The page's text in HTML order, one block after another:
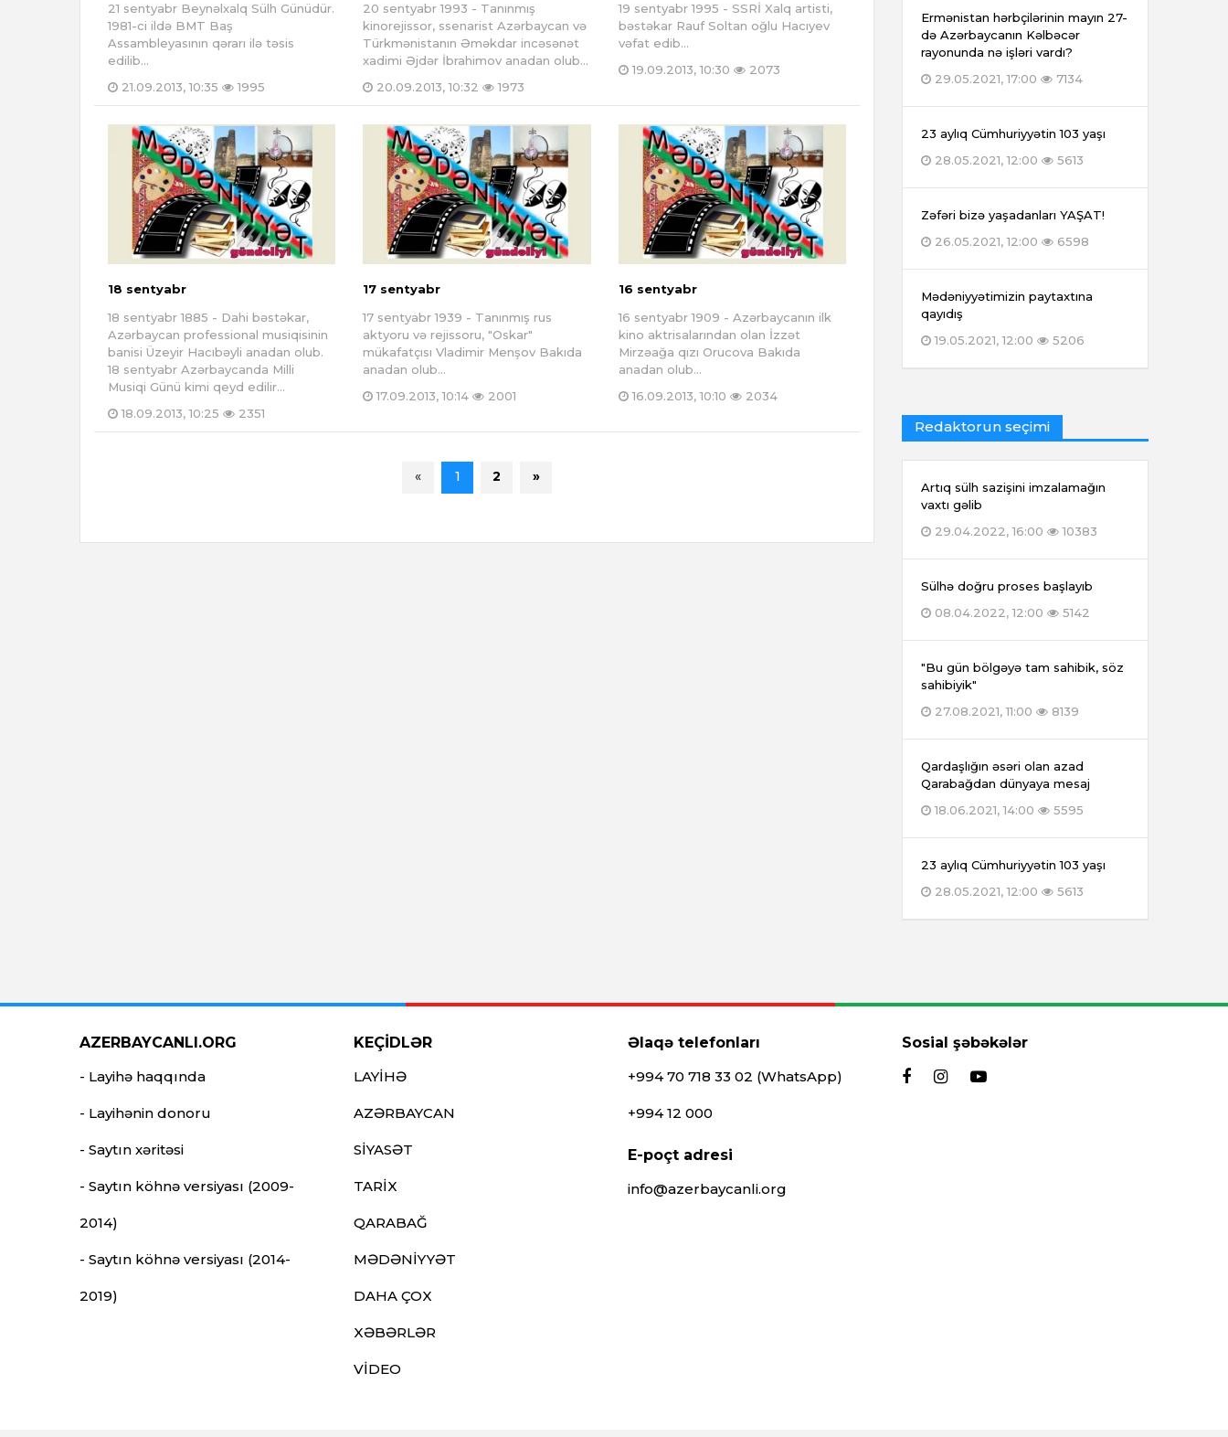
21 sentyabr Beynəlxalq Sülh Günüdür.
1981-ci ildə BMT Baş
Assambleyasının qərarı ilə təsis
edilib...
21.09.2013, 10:35
1995
20 sentyabr 1993 - Tanınmış
kinorejissor, ssenarist Azərbaycan və
Türkmənistanın Əməkdar incəsənət
xadimi Əjdər İbrahimov anadan olub...
20.09.2013, 10:32
1973
19 sentyabr 1995 - SSRİ Xalq artisti,
bəstəkar Rauf Soltan oğlu Hacıyev
vəfat edib...
19.09.2013, 10:30
2073
18 sentyabr
18 sentyabr 1885 - Dahi bəstəkar,
Azərbaycan professional musiqisinin
banisi Üzeyir Hacıbəyli anadan olub.
18 sentyabr Azərbaycanda Milli
Musiqi Günü kimi qeyd edilir...
18.09.2013, 10:25
2351
17 sentyabr
17 sentyabr 1939 - Tanınmış rus
aktyoru və rejissoru, "Oskar"
mükafatçısı Vladimir Menşov Bakıda
anadan olub...
17.09.2013, 10:14
2001
16 sentyabr
16 sentyabr 1909 - Azərbaycanın ilk
kino aktrisalarından olan İzzət
Mirzəağa qızı Orucova Bakıda
anadan olub...
16.09.2013, 10:10
2034
« 1 2 »
Ermənistan hərbçilərinin mayın 27-
də Azərbaycanın Kəlbəcər
rayonunda nə işləri vardı?
29.05.2021, 17:00
7134
23 aylıq Cümhuriyyətin 103 yaşı
28.05.2021, 12:00
5613
Zəfəri bizə yaşadanları YAŞAT!
26.05.2021, 12:00
6598
Mədəniyyətimizin paytaxtına
qayıdış
19.05.2021, 12:00
5206
Redaktorun seçimi
Artıq sülh sazişini imzalamağın
vaxtı gəlib
29.04.2022, 16:00
10383
Sülhə doğru proses başlayıb
08.04.2022, 12:00
5142
"Bu gün bölgəyə tam sahibik, söz
sahibiyik"
27.08.2021, 11:00
8139
Qardaşlığın əsəri olan azad
Qarabağdan dünyaya mesaj
18.06.2021, 14:00
5595
23 aylıq Cümhuriyyətin 103 yaşı
28.05.2021, 12:00
5613
AZERBAYCANLI.ORG
- Layihə haqqında
- Layihənin donoru
- Saytın xəritəsi
- Saytın köhnə versiyası (2009-
2014)
- Saytın köhnə versiyası (2014-
2019)
KEÇİDLƏR
LAYİHƏ
AZƏRBAYCAN
SİYASƏT
TARİX
QARABAĞ
MƏDƏNİYYƏT
DAHA ÇOX
XƏBƏRLƏR
VİDEO
Əlaqə telefonları
+994 70 718 33 02 (WhatsApp)
+994 12 000
E-poçt adresi
info@azerbaycanli.org
Sosial şəbəkələr